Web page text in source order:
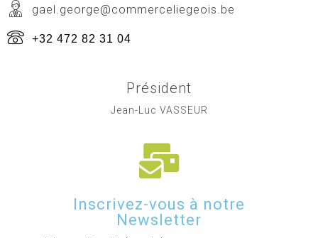
gael.george@commerceliegeois.be
+32 472 82 31 04
Président
Jean-Luc VASSEUR
Inscrivez-vous à notre
Newsletter